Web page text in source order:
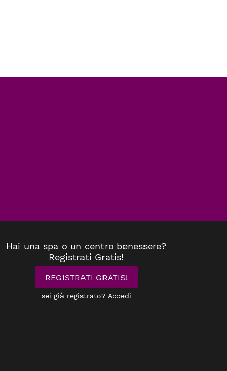
Hai una spa o un centro benessere?
Registrati Gratis!
REGISTRATI GRATIS!
sei già registrato? Accedi